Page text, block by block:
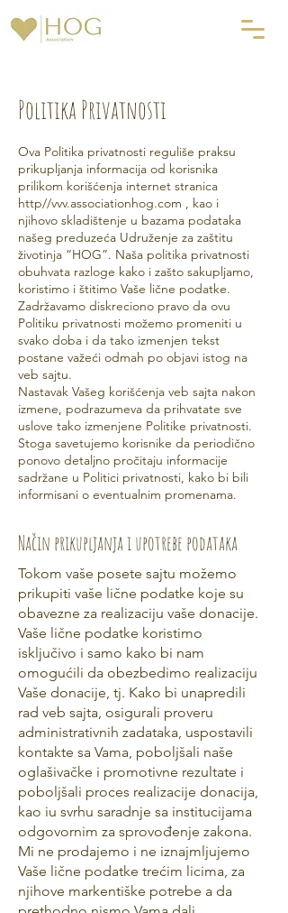
Politika Privatnosti
Ova Politika privatnosti reguliše praksu
prikupljanja informacija od korisnika
prilikom korišćenja internet stranica
http//vvv.associationhog.com , kao i
njihovo skladištenje u bazama podataka
našeg preduzeća Udruženje za zaštitu
životinja “HOG”. Naša politika privatnosti
obuhvata razloge kako i zašto sakupljamo,
koristimo i štitimo Vaše lične podatke.
Zadržavamo diskreciono pravo da ovu
Politiku privatnosti možemo promeniti u
svako doba i da tako izmenjen tekst
postane važeći odmah po objavi istog na
veb sajtu.
Nastavak Vašeg korišćenja veb sajta nakon
izmene, podrazumeva da prihvatate sve
uslove tako izmenjene Politike privatnosti.
Stoga savetujemo korisnike da periodično
ponovo detaljno pročitaju informacije
sadržane u Politici privatnosti, kako bi bili
informisani o eventualnim promenama.
Način prikupljanja i upotrebe podataka
Tokom vaše posete sajtu možemo
prikupiti vaše lične podatke koje su
obavezne za realizaciju vaše donacije.
Vaše lične podatke koristimo
isključivo i samo kako bi nam
omogućili da obezbedimo realizaciju
Vaše donacije, tj. Kako bi unapredili
rad veb sajta, osigurali proveru
administrativnih zadataka, uspostavili
kontakte sa Vama, poboljšali naše
oglašivačke i promotivne rezultate i
poboljšali proces realizacije donacija,
kao iu svrhu saradnje sa institucijama
odgovornim za sprovođenje zakona.
Mi ne prodajemo i ne iznajmljujemo
Vaše lične podatke trećim licima, za
njihove markentiške potrebe a da